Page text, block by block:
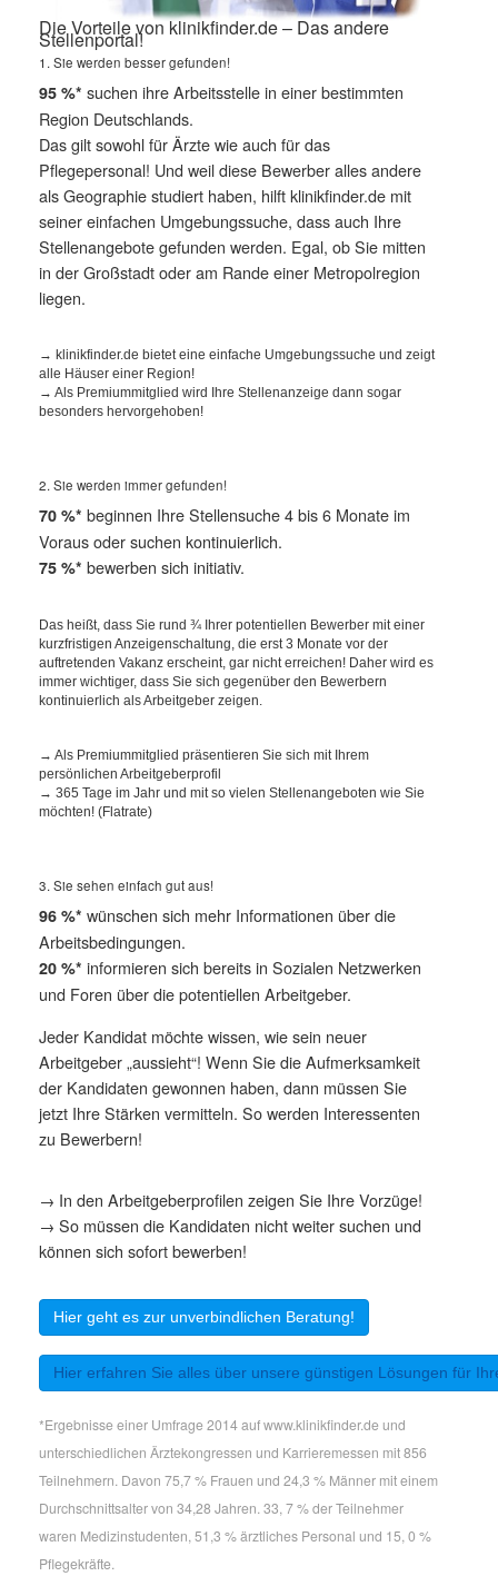
Die Vorteile von klinikfinder.de – Das andere
Stellenportal!
1. Sie werden besser gefunden!
95 %* suchen ihre Arbeitsstelle in einer bestimmten
Region Deutschlands.
Das gilt sowohl für Ärzte wie auch für das
Pflegepersonal! Und weil diese Bewerber alles andere
als Geographie studiert haben, hilft klinikfinder.de mit
seiner einfachen Umgebungssuche, dass auch Ihre
Stellenangebote gefunden werden. Egal, ob Sie mitten
in der Großstadt oder am Rande einer Metropolregion
liegen.
→ klinikfinder.de bietet eine einfache Umgebungssuche und zeigt
alle Häuser einer Region!
→ Als Premiummitglied wird Ihre Stellenanzeige dann sogar
besonders hervorgehoben!
2. Sie werden immer gefunden!
70 %* beginnen Ihre Stellensuche 4 bis 6 Monate im
Voraus oder suchen kontinuierlich.
75 %* bewerben sich initiativ.
Das heißt, dass Sie rund ¾ Ihrer potentiellen Bewerber mit einer
kurzfristigen Anzeigenschaltung, die erst 3 Monate vor der
auftretenden Vakanz erscheint, gar nicht erreichen! Daher wird es
immer wichtiger, dass Sie sich gegenüber den Bewerbern
kontinuierlich als Arbeitgeber zeigen.
→ Als Premiummitglied präsentieren Sie sich mit Ihrem
persönlichen Arbeitgeberprofil
→ 365 Tage im Jahr und mit so vielen Stellenangeboten wie Sie
möchten! (Flatrate)
3. Sie sehen einfach gut aus!
96 %* wünschen sich mehr Informationen über die
Arbeitsbedingungen.
20 %* informieren sich bereits in Sozialen Netzwerken
und Foren über die potentiellen Arbeitgeber.
Jeder Kandidat möchte wissen, wie sein neuer
Arbeitgeber „aussieht“! Wenn Sie die Aufmerksamkeit
der Kandidaten gewonnen haben, dann müssen Sie
jetzt Ihre Stärken vermitteln. So werden Interessenten
zu Bewerbern!
→ In den Arbeitgeberprofilen zeigen Sie Ihre Vorzüge!
→ So müssen die Kandidaten nicht weiter suchen und
können sich sofort bewerben!
Hier geht es zur unverbindlichen Beratung!
Hier erfahren Sie alles über unsere günstigen Lösungen für
*Ergebnisse einer Umfrage 2014 auf www.klinikfinder.de und
unterschiedlichen Ärztekongressen und Karrieremessen mit 856
Teilnehmern. Davon 75,7 % Frauen und 24,3 % Männer mit einem
Durchschnittsalter von 34,28 Jahren. 33, 7 % der Teilnehmer
waren Medizinstudenten, 51,3 % ärztliches Personal und 15, 0 %
Pflegekräfte.